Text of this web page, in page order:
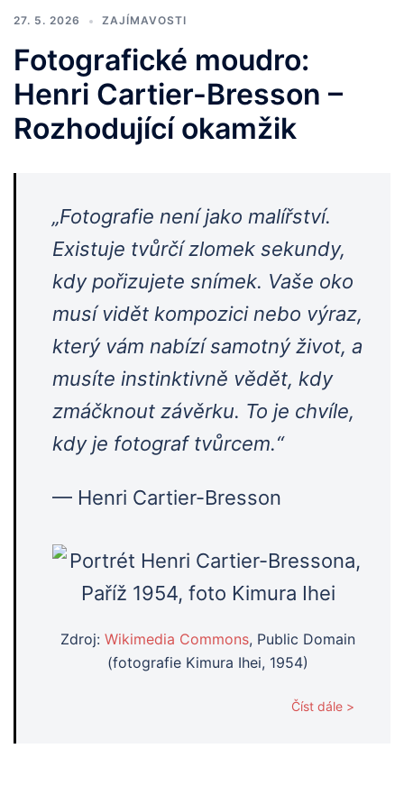
27. 5. 2026 ZAJÍMAVOSTI
Fotografické moudro:
Henri Cartier-Bresson –
Rozhodující okamžik
„Fotografie není jako malířství.
Existuje tvůrčí zlomek sekundy,
kdy pořizujete snímek. Vaše oko
musí vidět kompozici nebo výraz,
který vám nabízí samotný život, a
musíte instinktivně vědět, kdy
zmáčknout závěrku. To je chvíle,
kdy je fotograf tvůrcem.“
— Henri Cartier-Bresson
Zdroj: Wikimedia Commons, Public Domain
(fotografie Kimura Ihei, 1954)
Číst dále >